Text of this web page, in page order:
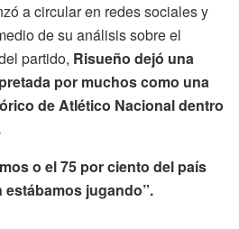
a circular en redes sociales y
de su análisis sobre el
partido, Risueño dejó una
por muchos como una
de Atlético Nacional dentro
o el 75 por ciento del país
jugando”.